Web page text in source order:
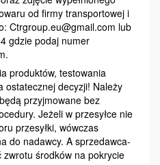
od firmy transportowej i
Ctrgroup.eu@gmail.com lub
gdzie podaj numer
produktów, testowania
ostatecznej decyzji! Należy
przyjmowane bez
Jeżeli w przesyłce nie
przesyłki, wówczas
do nadawcy. A sprzedawca-
środków na pokrycie